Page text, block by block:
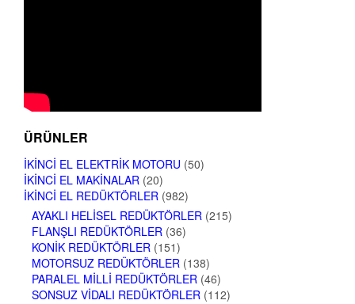
ÜRÜNLER
İKINCI EL ELEKTRIK MOTORU (50)
İKINCI EL MAKINALAR (20)
İKINCI EL REDÜKTÖRLER (982)
AYAKLI HELISEL REDÜKTÖRLER (215)
FLANŞLI REDÜKTÖRLER (36)
KONIK REDÜKTÖRLER (151)
MOTORSUZ REDÜKTÖRLER (138)
PARALEL MILLI REDÜKTÖRLER (46)
SONSUZ VIDALI REDÜKTÖRLER (112)